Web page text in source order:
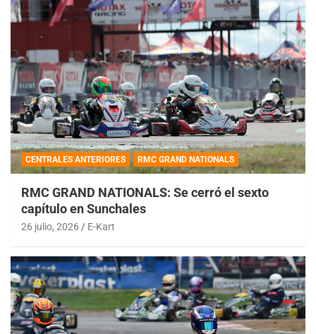
CENTRALES ANTERIORES RMC GRAND NATIONALS
RMC GRAND NATIONALS: Se cerró el sexto
capítulo en Sunchales
26 julio, 2026 E-Kart